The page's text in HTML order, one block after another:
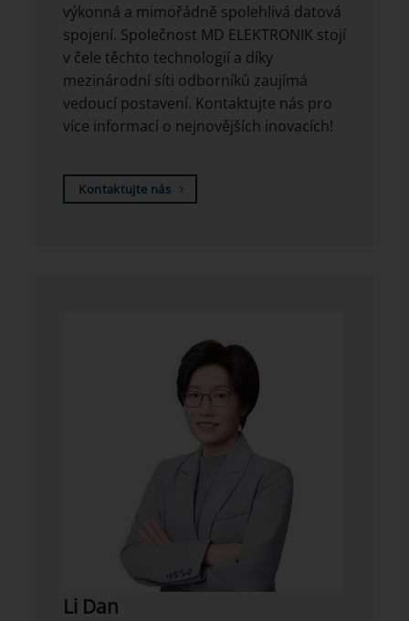
výkonná a mimořádně spolehlivá datová
spojení. Společnost MD ELEKTRONIK stojí
v čele těchto technologií a díky
mezinárodní síti odborníků zaujímá
vedoucí postavení. Kontaktujte nás pro
více informací o nejnovějších inovacích!
Kontaktujte nás
Li Dan